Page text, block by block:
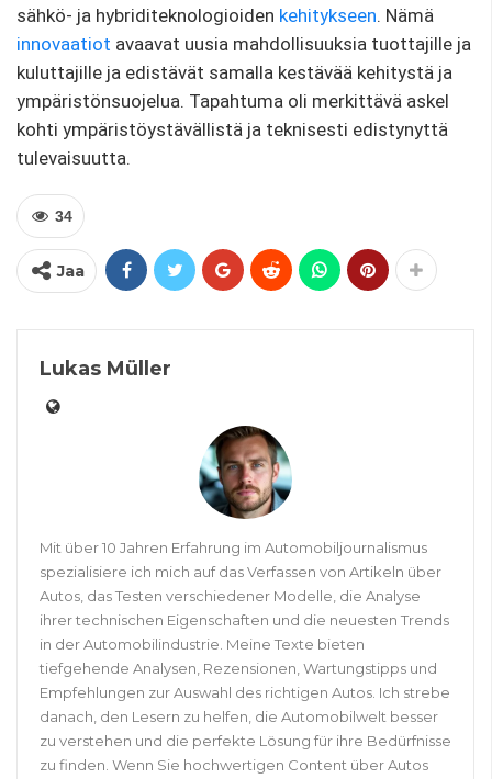
sähkö- ja hybriditeknologioiden kehitykseen. Nämä
innovaatiot avaavat uusia mahdollisuuksia tuottajille ja
kuluttajille ja edistävät samalla kestävää kehitystä ja
ympäristönsuojelua. Tapahtuma oli merkittävä askel
kohti ympäristöystävällistä ja teknisesti edistynyttä
tulevaisuutta.
34
Jaa
Lukas Müller
Mit über 10 Jahren Erfahrung im Automobiljournalismus
spezialisiere ich mich auf das Verfassen von Artikeln über
Autos, das Testen verschiedener Modelle, die Analyse
ihrer technischen Eigenschaften und die neuesten Trends
in der Automobilindustrie. Meine Texte bieten
tiefgehende Analysen, Rezensionen, Wartungstipps und
Empfehlungen zur Auswahl des richtigen Autos. Ich strebe
danach, den Lesern zu helfen, die Automobilwelt besser
zu verstehen und die perfekte Lösung für ihre Bedürfnisse
zu finden. Wenn Sie hochwertigen Content über Autos